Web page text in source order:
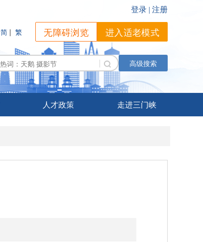
简 | 繁 无障碍浏览 进入适老模式
高级搜索
人才政策 走进三门峡